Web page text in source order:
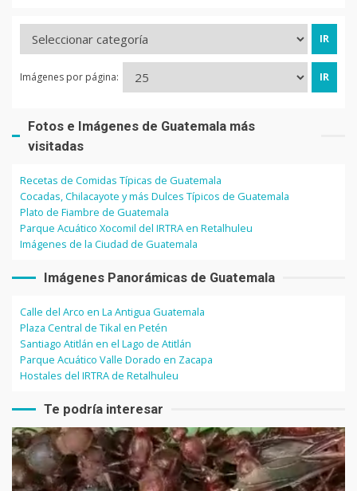
Imágenes por página:
Fotos e Imágenes de Guatemala más
visitadas
Recetas de Comidas Típicas de Guatemala
Cocadas, Chilacayote y más Dulces Típicos de Guatemala
Plato de Fiambre de Guatemala
Parque Acuático Xocomil del IRTRA en Retalhuleu
Imágenes de la Ciudad de Guatemala
Imágenes Panorámicas de Guatemala
Calle del Arco en La Antigua Guatemala
Plaza Central de Tikal en Petén
Santiago Atitlán en el Lago de Atitlán
Parque Acuático Valle Dorado en Zacapa
Hostales del IRTRA de Retalhuleu
Te podría interesar